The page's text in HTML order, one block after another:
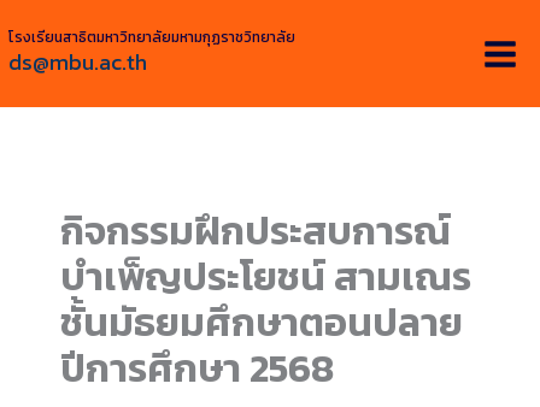
to
content
โรงเรียนสาธิตมหาวิทยาลัยมหามกุฏราชวิทยาลัย
ds@mbu.ac.th
กิจกรรมฝึกประสบการณ์
บำเพ็ญประโยชน์ สามเณร
ชั้นมัธยมศึกษาตอนปลาย
ปีการศึกษา 2568